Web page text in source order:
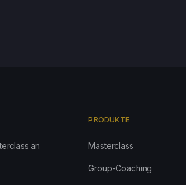
an
PRODUKTE
Masterclass
Group-Coaching